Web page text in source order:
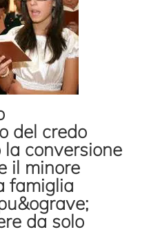
del credo
conversione
il minore
famiglia
da solo